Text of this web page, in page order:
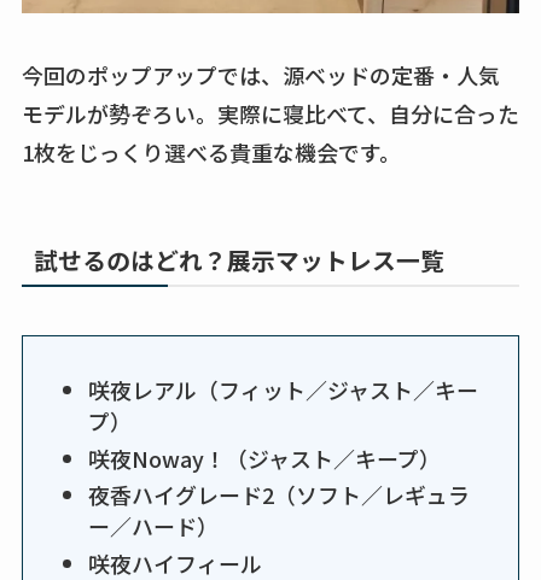
今回のポップアップでは、源ベッドの定番・人気
モデルが勢ぞろい。実際に寝比べて、自分に合った
1枚をじっくり選べる貴重な機会です。
試せるのはどれ？展示マットレス一覧
咲夜レアル（フィット／ジャスト／キー
プ）
咲夜Noway！（ジャスト／キープ）
夜香ハイグレード2（ソフト／レギュラ
ー／ハード）
咲夜ハイフィール